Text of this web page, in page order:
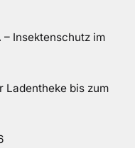
Insektenschutz im
Ladentheke bis zum